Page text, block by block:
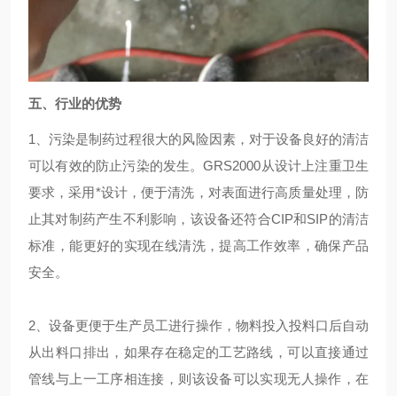
五、行业的优势
1、污染是制药过程很大的风险因素，对于设备良好的清洁
可以有效的防止污染的发生。GRS2000从设计上注重卫生
要求，采用*设计，便于清洗，对表面进行高质量处理，防
止其对制药产生不利影响，该设备还符合CIP和SIP的清洁
标准，能更好的实现在线清洗，提高工作效率，确保产品
安全。
2、设备更便于生产员工进行操作，物料投入投料口后自动
从出料口排出，如果存在稳定的工艺路线，可以直接通过
管线与上一工序相连接，则该设备可以实现无人操作，在